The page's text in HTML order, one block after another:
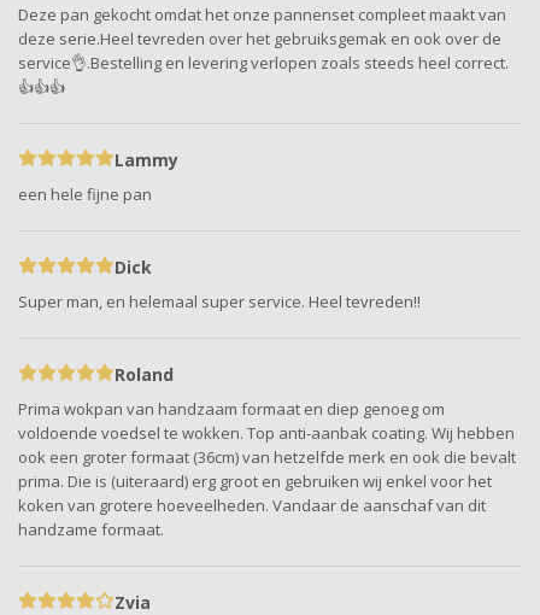
Deze pan gekocht omdat het onze pannenset compleet maakt van
deze serie.Heel tevreden over het gebruiksgemak en ook over de
service👌.Bestelling en levering verlopen zoals steeds heel correct.
👍👍👍
Lammy
een hele fijne pan
Dick
Super man, en helemaal super service. Heel tevreden!!
Roland
Prima wokpan van handzaam formaat en diep genoeg om
voldoende voedsel te wokken. Top anti-aanbak coating. Wij hebben
ook een groter formaat (36cm) van hetzelfde merk en ook die bevalt
prima. Die is (uiteraard) erg groot en gebruiken wij enkel voor het
koken van grotere hoeveelheden. Vandaar de aanschaf van dit
handzame formaat.
Zvia